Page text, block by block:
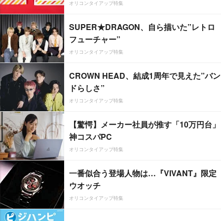
オリコンタイアップ特集
SUPER★DRAGON、自ら描いた”レトロ
フューチャー”
オリコンタイアップ特集
CROWN HEAD、結成1周年で見えた”バン
ドらしさ”
オリコンタイアップ特集
【驚愕】メーカー社員が推す「10万円台」
神コスパPC
オリコンタイアップ特集
一番似合う登場人物は…『VIVANT』限定
ウオッチ
オリコンタイアップ特集